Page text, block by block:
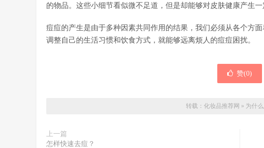
的物品。这些小细节看似微不足道，但是却能够对皮肤健康产生一
痘痘的产生是由于多种因素共同作用的结果，我们必须从各个方
调整自己的生活习惯和饮食方式，就能够远离烦人的痘痘困扰。
赞(0)
转载： 化妆品推荐网 » 为什
上一篇
怎样快速去痘？